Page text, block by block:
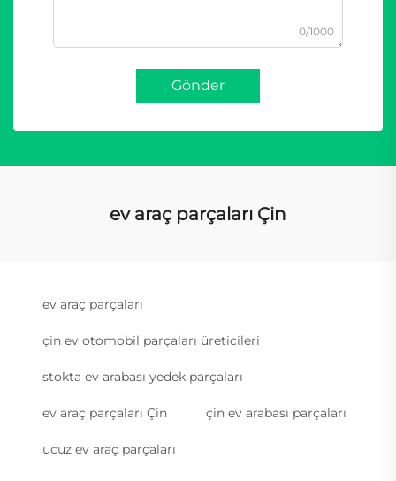
0/1000
Gönder
ev araç parçaları Çin
ev araç parçaları
çin ev otomobil parçaları üreticileri
stokta ev arabası yedek parçaları
ev araç parçaları Çin çin ev arabası parçaları
ucuz ev araç parçaları